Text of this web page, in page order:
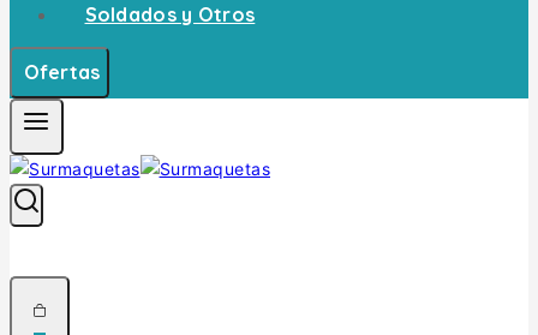
Soldados y Otros
Ofertas